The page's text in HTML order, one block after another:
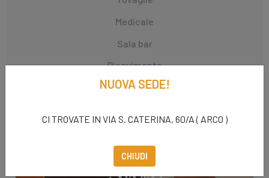
Medicale
Sala bar
Ricevimento
Wellness
NUOVA SEDE!
CI TROVATE IN VIA S. CATERINA, 60/A ( ARCO )
CHIUDI